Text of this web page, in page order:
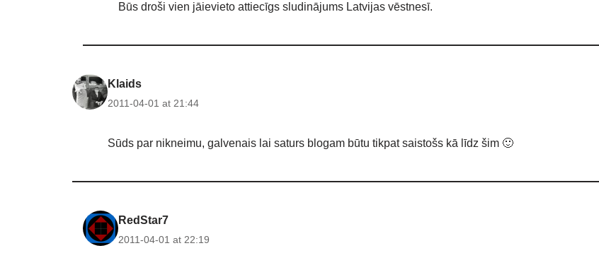
Būs droši vien jāievieto attiecīgs sludinājums Latvijas vēstnesī.
Klaids
2011-04-01 at 21:44
Sūds par nikneimu, galvenais lai saturs blogam būtu tikpat saistošs kā līdz šim 🙂
RedStar7
2011-04-01 at 22:19